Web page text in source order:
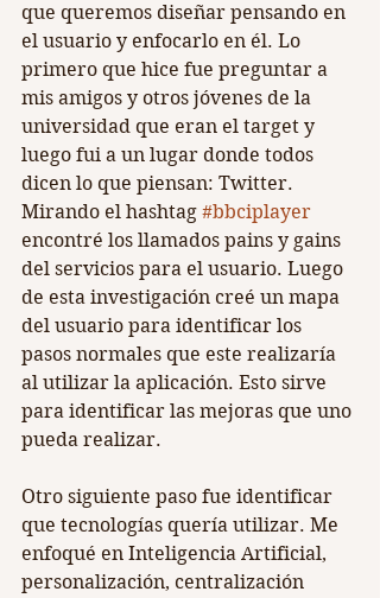
que queremos diseñar pensando en
el usuario y enfocarlo en él. Lo
primero que hice fue preguntar a
mis amigos y otros jóvenes de la
universidad que eran el target y
luego fui a un lugar donde todos
dicen lo que piensan: Twitter.
Mirando el hashtag #bbciplayer
encontré los llamados pains y gains
del servicios para el usuario. Luego
de esta investigación creé un mapa
del usuario para identificar los
pasos normales que este realizaría
al utilizar la aplicación. Esto sirve
para identificar las mejoras que uno
pueda realizar.
Otro siguiente paso fue identificar
que tecnologías quería utilizar. Me
enfoqué en Inteligencia Artificial,
personalización, centralización